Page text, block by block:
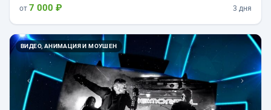
от 7 000 ₽ 3 дня
ВИДЕО, АНИМАЦИЯ И МОУШЕН
Назад